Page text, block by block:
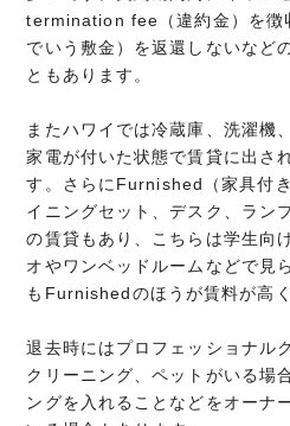
termination fee（違約金）を徴
でいう敷金）を返還しないなど
ともあります。
またハワイでは冷蔵庫、洗濯機
家電が付いた状態で賃貸に出さ
す。さらにFurnished（家具付
イニングセット、デスク、ラン
の賃貸もあり、こちらは学生向
オやワンベッドルームなどで見
もFurnishedのほうが賃料が高く
退去時にはプロフェッショナル
クリーニング、ペットがいる場
ングを入れることなどをオーナ